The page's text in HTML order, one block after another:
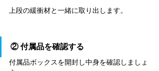
上段の緩衝材と一緒に取り出します。
② 付属品を確認する
付属品ボックスを開封し中身を確認しましょ